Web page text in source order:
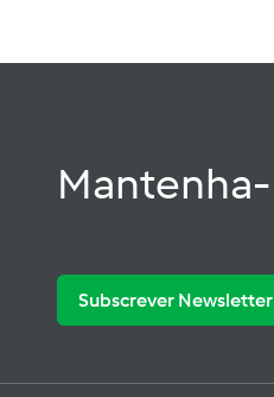
Mantenha-
Subscrever Newsletter